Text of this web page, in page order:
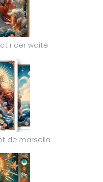
rider waite
de marsella